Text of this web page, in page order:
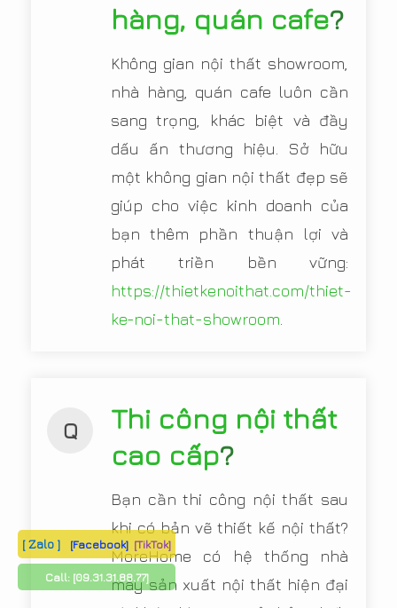
hàng, quán cafe?
Không gian nội thất showroom,
nhà hàng, quán cafe luôn cần
sang trọng, khác biệt và đầy
dấu ấn thương hiệu. Sở hữu
một không gian nội thất đẹp sẽ
giúp cho việc kinh doanh của
bạn thêm phần thuận lợi và
phát triền bền vững:
https://thietkenoithat.com/thiet-
ke-noi-that-showroom
Q
Thi công nội thất
cao cấp?
Bạn cần thi công nội thất sau
khi có bản vẽ thiết kế nội thất?
MoreHome có hệ thống nhà
máy sản xuất nội thất hiện đại
[ Zalo ] [Facebook] [TikTok]
Call: [09.31.31.88.77]